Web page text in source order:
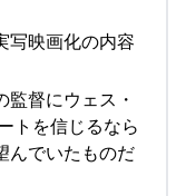
写映画化の内容
督にウェス・
トを信じるなら
んでいたものだ